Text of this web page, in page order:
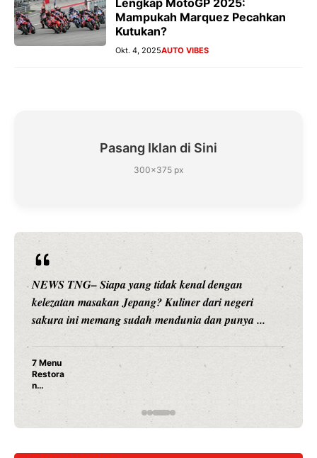
Lengkap MotoGP 2025:
Mampukah Marquez Pecahkan
Kutukan?
Okt. 4, 2025AUTO VIBES
Pasang Iklan di Sini
300×375 px
NEWS TNG– Siapa sangka, dua nama besar di dunia
hiburan, Nunung Srimulat dan Vicky Prasetyo, kini
merambah dunia kuliner dengan ...
Nunung Srimulat & Vicky Prasetyo Buka Restoran
Rahasia Mami Bikin Nagih!